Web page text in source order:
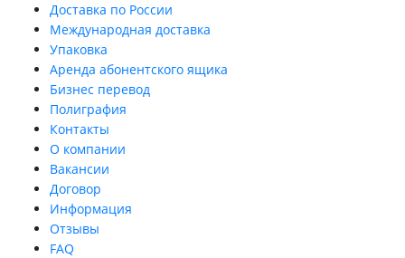
Доставка по России
Международная доставка
Упаковка
Аренда абонентского ящика
Бизнес перевод
Полиграфия
Контакты
О компании
Вакансии
Договор
Информация
Отзывы
FAQ